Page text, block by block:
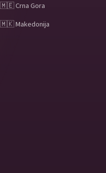
🇲🇪 Crna Gora
🇲🇰 Makedonija